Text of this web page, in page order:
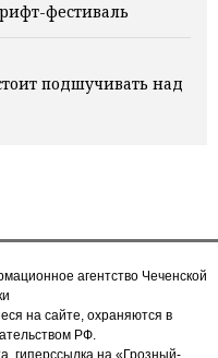
фестиваль
подшучивать над
агентство Чеченской
на сайте, охраняются в
РФ.